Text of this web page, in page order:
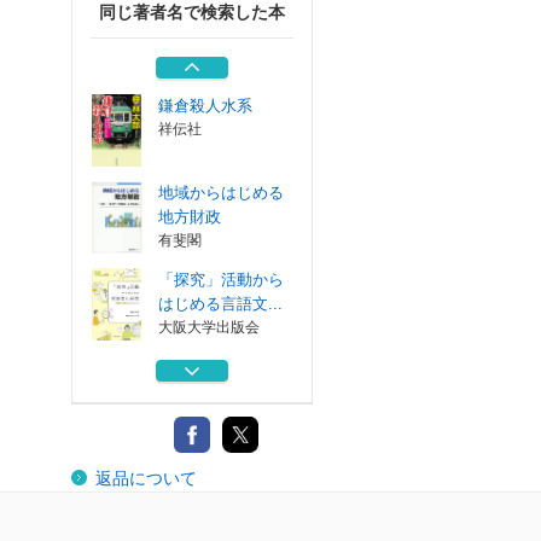
同じ著者名で検索した本
「高太郎」の和食
東京・渋谷の...
主婦と生活社
鎌倉殺人水系
祥伝社
地域からはじめる
地方財政
有斐閣
「探究」活動から
はじめる言語文...
大阪大学出版会
海道の人類史 海
京都大学学術出...
「高太郎」の和食
東京・渋谷の...
返品について